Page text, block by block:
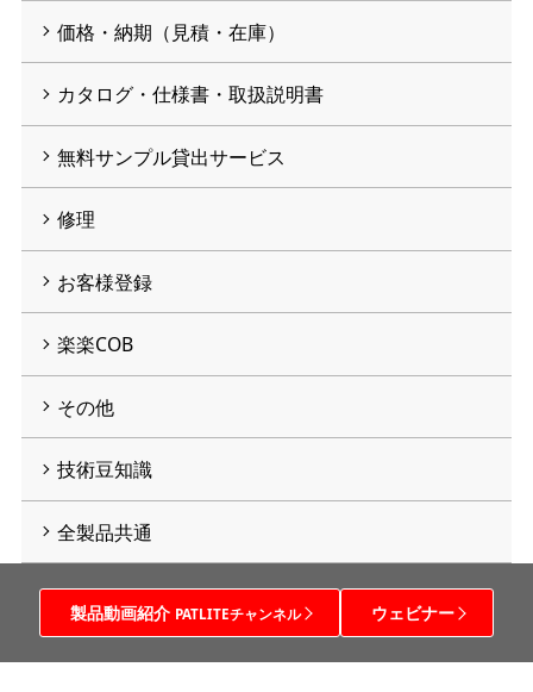
価格・納期（見積・在庫）
カタログ・仕様書・取扱説明書
無料サンプル貸出サービス
修理
お客様登録
楽楽COB
その他
技術豆知識
全製品共通
製品動画紹介 PATLITEチャンネル ウェビナー